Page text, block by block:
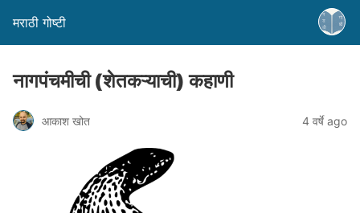
मराठी गोष्टी
नागपंचमीची (शेतकऱ्याची) कहाणी
आकाश खोत 4 वर्षे ago